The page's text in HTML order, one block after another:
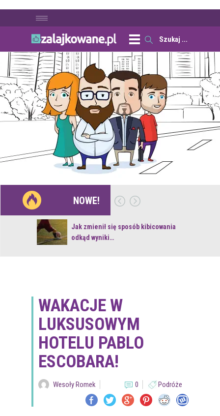
NOWE!
Jak zmienił się sposób kibicowania
odkąd wyniki…
WAKACJE W
LUKSUSOWYM
HOTELU PABLO
ESCOBARA!
Wesoły Romek 0 Podróże